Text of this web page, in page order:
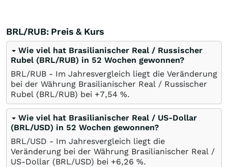
BRL/RUB: Preis & Kurs
Wie viel hat Brasilianischer Real / Russischer
Rubel (BRL/RUB) in 52 Wochen gewonnen?
BRL/RUB - Im Jahresvergleich liegt die Veränderung
bei der Währung Brasilianischer Real / Russischer
Rubel (BRL/RUB) bei +7,54 %.
Wie viel hat Brasilianischer Real / US-Dollar
(BRL/USD) in 52 Wochen gewonnen?
BRL/USD - Im Jahresvergleich liegt die
Veränderung bei der Währung Brasilianischer Real /
US-Dollar (BRL/USD) bei +6,26 %.